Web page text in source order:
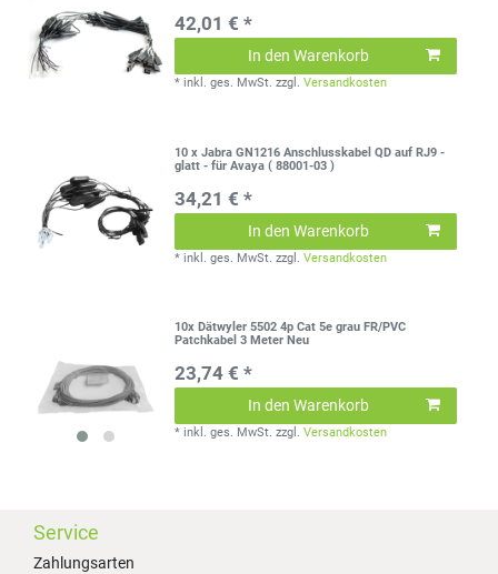
42,01 € *
In den Warenkorb
* inkl. ges. MwSt. zzgl.Versandkosten
10 x Jabra GN1216 Anschlusskabel QD auf RJ9 -
glatt - für Avaya ( 88001-03 )
34,21 € *
In den Warenkorb
* inkl. ges. MwSt. zzgl.Versandkosten
10x Dätwyler 5502 4p Cat 5e grau FR/PVC
Patchkabel 3 Meter Neu
23,74 € *
In den Warenkorb
* inkl. ges. MwSt. zzgl.Versandkosten
Service
Zahlungsarten